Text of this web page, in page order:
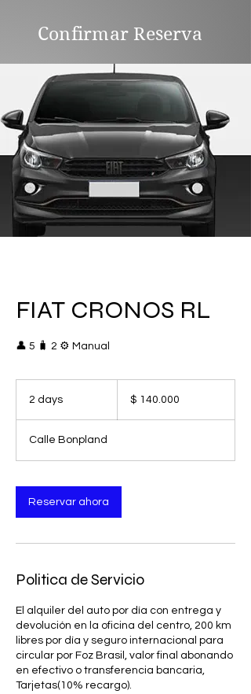
Confirmar Reserva
FIAT CRONOS RL
👤 5 🧳 2 ⚙️ Manual
2 days
y
s
pesos
argentinos
$ 140.000
Calle Bonpland
Reservar ahora
Politica de Servicio
El alquiler del auto por día con entrega y
devolución en la oficina del centro, 200 km
libres por día y seguro internacional para
circular por Foz Brasil, valor final abonando
en efectivo o transferencia bancaria,
Tarjetas(10% recargo).